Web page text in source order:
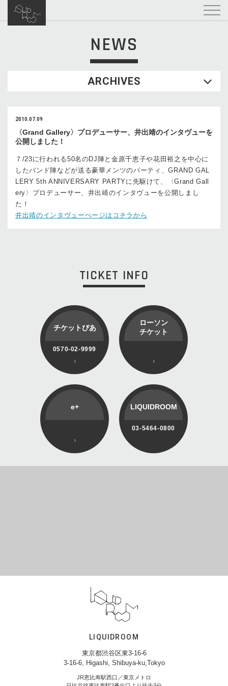
NEWS
ARCHIVES
2010.07.09
〈Grand Gallery〉プロデューサー、井出靖のインタヴューを
公開しました！
７/23に行われる50名のDJ陣と金原千恵子や花田裕之を中心に
したバンド陣などが送る豪華メンツのパーティ、GRAND GAL
LERY 5th ANNIVERSARY PARTYに先駆けて、〈Grand Gall
ery〉プロデューサー、井出靖のインタヴューを公開しまし
た！
井出靖のインタヴューぺージはコチラから
TICKET INFO
チケットぴあ
0570-02-9999
ローソン
チケット
e+ LIQUIDROOM
03-5464-0800
LIQUIDROOM
東京都渋谷区東3-16-6
3-16-6, Higashi, Shibuya-ku,Tokyo
JR恵比寿駅西口／東京メトロ